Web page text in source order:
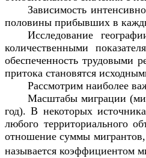
Зависимость
половины прибывших в
Исследование
количественными
обеспеченность трудовыми
притока становятся
Рассмотрим наиболее
Масштабы миграции
год). В некоторых
любого территориального
отношение суммы
называется коэффициентом